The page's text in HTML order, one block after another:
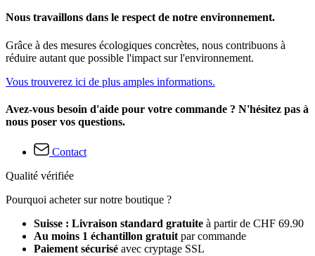
Nous travaillons dans le respect de notre environnement.
Grâce à des mesures écologiques concrètes, nous contribuons à
réduire autant que possible l'impact sur l'environnement.
Vous trouverez ici de plus amples informations.
Avez-vous besoin d'aide pour votre commande ? N'hésitez pas à
nous poser vos questions.
Contact
Qualité vérifiée
Pourquoi acheter sur notre boutique ?
Suisse : Livraison standard gratuite à partir de CHF 69.90
Au moins 1 échantillon gratuit par commande
Paiement sécurisé avec cryptage SSL